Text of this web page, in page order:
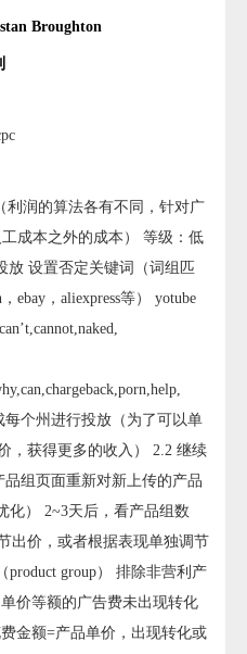
Broughton
利润的算法各有不同，针对广
成本之外的成本） 等级：低
放 设置否定关键词（词组匹
ebay，aliexpress等） yotube
个州进行投放（为了可以单
，获得更多的收入） 2.2 继续
组页面重新对新上传的产品
化） 2~3天后，看产品组数
出价，或者根据表现单独调节
group） 排除非营利产
价等额的广告费未出现转化
金额=产品单价，出现转化或